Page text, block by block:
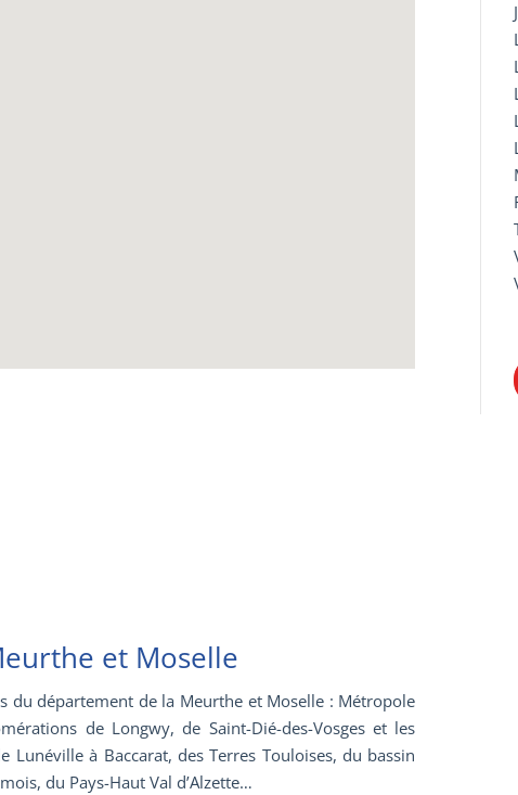
et Moselle
du département de la Meurthe et Moselle : Métropole
de Longwy, de Saint-Dié-des-Vosges et les
à Baccarat, des Terres Touloises, du bassin
du Pays-Haut Val d’Alzette…